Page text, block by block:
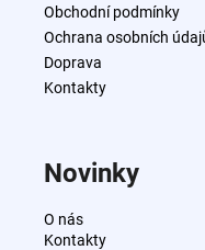
Obchodní podmínky
Ochrana osobních
Doprava
Kontakty
Novinky
O nás
Kontakty